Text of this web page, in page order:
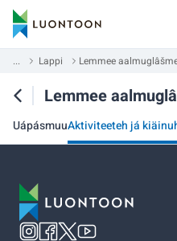
... Lappi Lemmee
Lemmee
UápásmuuAktiviteeteh já